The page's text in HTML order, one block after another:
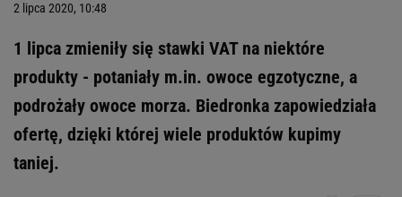
2 lipca 2020, 10:48
1 lipca zmieniły się stawki VAT na niektóre
produkty - potaniały m.in. owoce egzotyczne, a
podrożały owoce morza. Biedronka zapowiedziała
ofertę, dzięki której wiele produktów kupimy
taniej.